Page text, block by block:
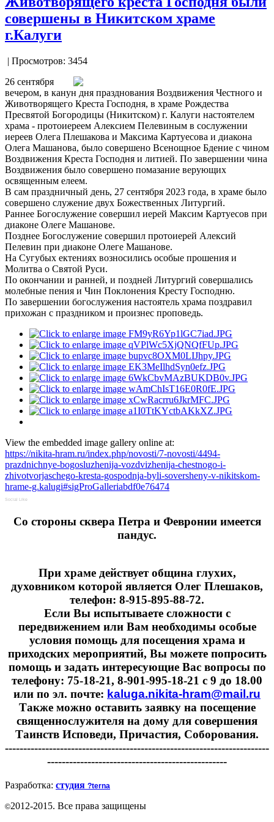
совершены в Никитском храме
г.Калуги
| Просмотров: 3454
26 сентября
вечером, в канун дня празднования Воздвижения Честного и
Животворящего Креста Господня, в храме Рождества
Пресвятой Богородицы (Никитском) г. Калуги настоятелем
храма - протоиереем Алексием Пелевиным в сослужении
иереев Олега Плешакова и Максима Картуесова и диакона
Олега Машанова, было совершено Всенощное Бдение с чином
Воздвижения Креста Господня и литией. По завершении чина
Воздвижения было совершено помазание верующих
освященным елеем.
В сам праздничный день, 27 сентября 2023 года, в храме было
совершено служение двух Божественных Литургий.
Раннее Богослужение совершил иерей Максим Картуесов при
диаконе Олеге Машанове.
Позднее Богослужение совершил протоиерей Алексий
Пелевин при диаконе Олеге Машанове.
На Сугубых ектениях возносились особые прошения и
Молитва о Святой Руси.
По окончании и ранней, и поздней Литургий совершались
молебные пения и Чин Поклонения Кресту Господню.
По завершении богослужения настоятель храма поздравил
прихожан с праздником и произнес проповедь.
View the embedded image gallery online at:
https://nikita-hram.ru/index.php/novosti/7-novosti/4494-
prazdnichnye-bogosluzhenija-vozdvizhenija-chestnogo-i-
zhivotvorjaschego-kresta-gospodnja-byli-soversheny-v-nikitskom-
hrame-g.kalugi#sigProGalleriabdf0e76474
Social Like
Cо стороны сквера Петра и Февронии имеется
пандус.
При храме действует община глухих,
духовником которой является Олег Плешаков,
телефон: 8-915-895-88-72.
Если Вы испытываете сложности с
передвижением или Вам необходимы особые
условия помощь для посещения храма и
приходских мероприятий, Вы можете попросить
помощь и задать интересующие Вас вопросы по
телефону: 75-18-21, 8-901-995-18-21 с 9 до 18.00
или по эл. почте: kaluga.nikita-hram@mail.ru
Также можно оставить заявку на посещение
священнослужителя на дому для совершения
Таинств Исповеди, Причастия, Соборования.
------------------------------------------------------------------------
-------------------------------------------------
Разработка: студия ?terna
©2012-2015. Все права защищены